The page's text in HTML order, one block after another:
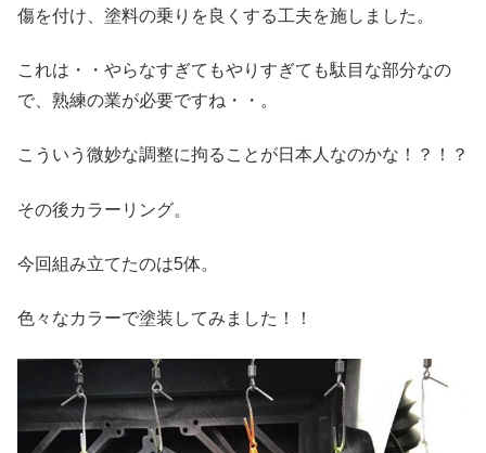
傷を付け、塗料の乗りを良くする工夫を施しました。
これは・・やらなすぎてもやりすぎても駄目な部分なの
で、熟練の業が必要ですね・・。
こういう微妙な調整に拘ることが日本人なのかな！？！？
その後カラーリング。
今回組み立てたのは5体。
色々なカラーで塗装してみました！！